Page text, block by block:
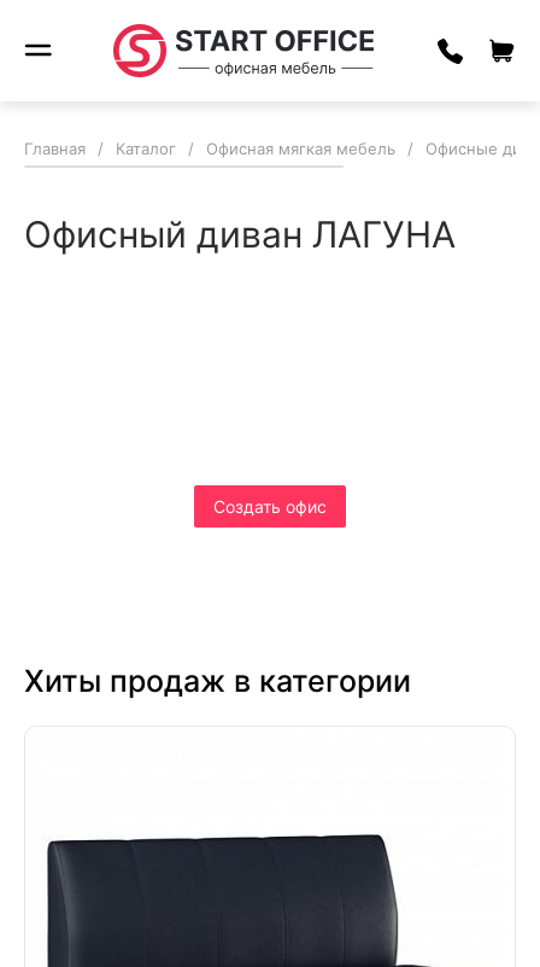
Главная / Каталог / Офисная мягкая мебель / Офисные
Офисный диван ЛАГУНА
Cоздать офис
Хиты продаж в категории